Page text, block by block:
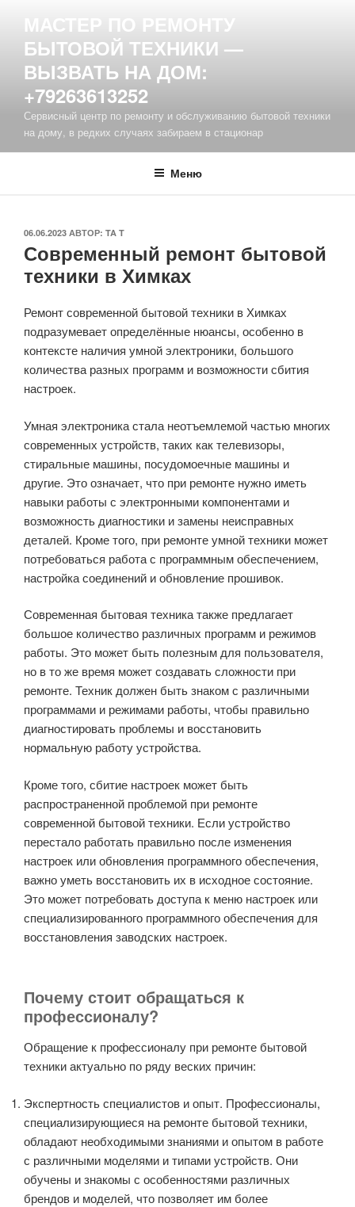
содержимому
МАСТЕР ПО РЕМОНТУ
БЫТОВОЙ ТЕХНИКИ —
ВЫЗВАТЬ НА ДОМ:
+79263613252
Сервисный центр по ремонту и обслуживанию бытовой техники
на дому, в редких случаях забираем в стационар
Меню
ОПУБЛИКОВАНО
06.06.2023 АВТОР: TA T
Современный ремонт бытовой
техники в Химках
Ремонт современной бытовой техники в Химках
подразумевает определённые нюансы, особенно в
контексте наличия умной электроники, большого
количества разных программ и возможности сбития
настроек.
Умная электроника стала неотъемлемой частью многих
современных устройств, таких как телевизоры,
стиральные машины, посудомоечные машины и
другие. Это означает, что при ремонте нужно иметь
навыки работы с электронными компонентами и
возможность диагностики и замены неисправных
деталей. Кроме того, при ремонте умной техники может
потребоваться работа с программным обеспечением,
настройка соединений и обновление прошивок.
Современная бытовая техника также предлагает
большое количество различных программ и режимов
работы. Это может быть полезным для пользователя,
но в то же время может создавать сложности при
ремонте. Техник должен быть знаком с различными
программами и режимами работы, чтобы правильно
диагностировать проблемы и восстановить
нормальную работу устройства.
Кроме того, сбитие настроек может быть
распространенной проблемой при ремонте
современной бытовой техники. Если устройство
перестало работать правильно после изменения
настроек или обновления программного обеспечения,
важно уметь восстановить их в исходное состояние.
Это может потребовать доступа к меню настроек или
специализированного программного обеспечения для
восстановления заводских настроек.
Почему стоит обращаться к
профессионалу?
Обращение к профессионалу при ремонте бытовой
техники актуально по ряду веских причин:
Экспертность специалистов и опыт. Профессионалы,
специализирующиеся на ремонте бытовой техники,
обладают необходимыми знаниями и опытом в работе
с различными моделями и типами устройств. Они
обучены и знакомы с особенностями различных
брендов и моделей, что позволяет им более